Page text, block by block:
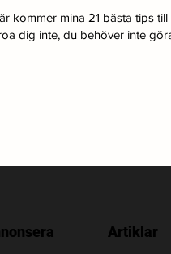
kommer mina 21 bästa tips
dig inte, du behöver inte
Artiklar